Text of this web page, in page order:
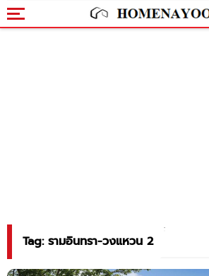
Tag: รามอินทรา-วงแหวน 2